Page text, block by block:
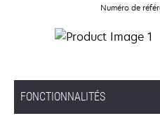
Numéro de
FONCTIONNALITÉS